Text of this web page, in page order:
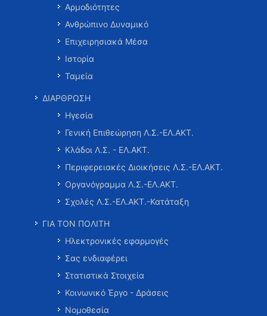
Αρμοδιότητες
Ανθρώπινο Δυναμικό
Επιχειρησιακά Μέσα
Ιστορία
Ταμεία
ΔΙΑΡΘΡΩΣΗ
Ηγεσία
Γενική Επιθεώρηση Λ.Σ.-ΕΛ.ΑΚΤ.
Κλάδοι Λ.Σ. - ΕΛ.ΑΚΤ.
Περιφερειακές Διοικήσεις Λ.Σ.-ΕΛ.ΑΚΤ.
Οργανόγραμμα Λ.Σ.-ΕΛ.ΑΚΤ.
Σχολές Λ.Σ.-ΕΛ.ΑΚΤ.-Κατάταξη
ΓΙΑ ΤΟΝ ΠΟΛΙΤΗ
Ηλεκτρονικές εφαρμογές
Σας ενδιαφέρει
Στατιστικά Στοιχεία
Κοινωνικό Έργο - Δράσεις
Νομοθεσία